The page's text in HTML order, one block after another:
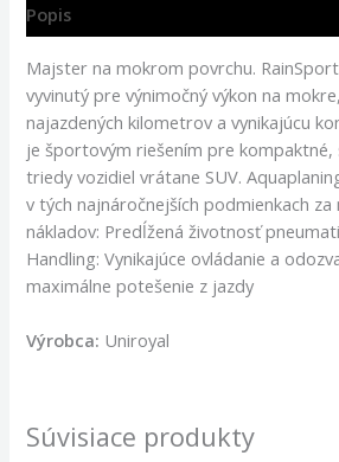
Popis
Majster na mokrom povrchu.
vyvinutý pre výnimočný výkon na
najazdených kilometrov a vynikajúcu
je športovým riešením pre kompaktné,
triedy vozidiel vrátane SUV.
v tých najnáročnejších podmienkach
nákladov: Predĺžená životnosť
Handling: Vynikajúce ovládanie a
maximálne potešenie z jazdy
Výrobca: Uniroyal
Súvisiace produkty